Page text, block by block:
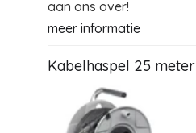
aan ons over!
meer informatie
Kabelhaspel 25 meter